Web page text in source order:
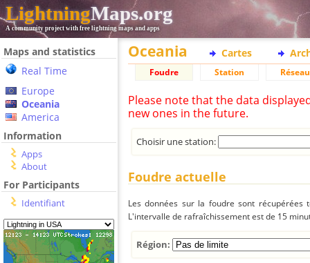
LightningMaps.org
A community project with free lightning maps and apps
Maps and statistics
Real Time
Europe
Oceania
America
Information
Apps
About
For Participants
Identifiant
Oceania Cartes
Foudre Station Réseau
Please note that the data
new ones in the future.
Choisir une station:
Foudre actuelle
Les données sur la foudre sont
L'intervalle de rafraîchissement est de 15
Région: